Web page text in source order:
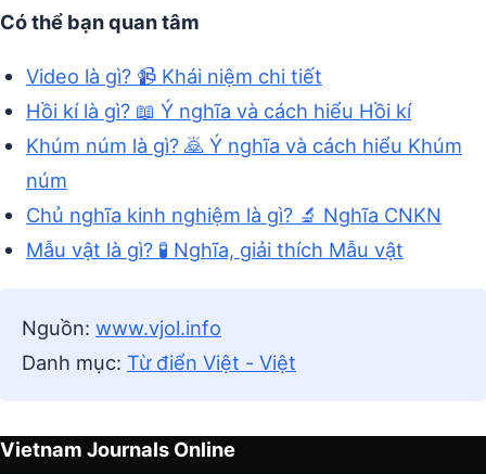
Có thể bạn quan tâm
Video là gì? 📹 Khái niệm chi tiết
Hồi kí là gì? 📖 Ý nghĩa và cách hiểu Hồi kí
Khúm núm là gì? 🙇 Ý nghĩa và cách hiểu Khúm
núm
Chủ nghĩa kinh nghiệm là gì? 🔬 Nghĩa CNKN
Mẫu vật là gì? 🧪 Nghĩa, giải thích Mẫu vật
Nguồn: www.vjol.info
Danh mục: Từ điển Việt - Việt
Vietnam Journals Online